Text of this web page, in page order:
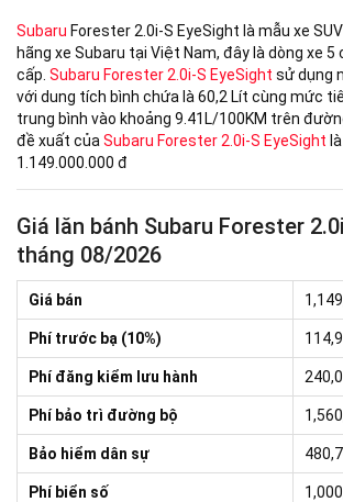
Subaru Forester 2.0i-S EyeSight là mẫu xe
hãng xe Subaru tại Việt Nam, đây là dòng xe 5
cấp. Subaru Forester 2.0i-S EyeSight sử dụng
với dung tích bình chứa là 60,2 Lít cùng mức
trung bình vào khoảng 9.41L/100KM trên
đề xuất của Subaru Forester 2.0i-S EyeSight
1.149.000.000 đ
Giá lăn bánh Subaru Forester
tháng 08/2026
Giá bán
Phí trước bạ (10%)
Phí đăng kiểm lưu hành
Phí bảo trì đường bộ
Bảo hiểm dân sự
Phí biển số